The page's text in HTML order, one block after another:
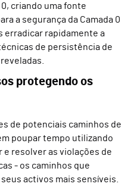
criando uma fonte
a segurança da Camada 0
erradicar rapidamente a
de persistência de
protegendo os
de potenciais caminhos de
poupar tempo utilizando
resolver as violações de
- os caminhos que
activos mais sensíveis.